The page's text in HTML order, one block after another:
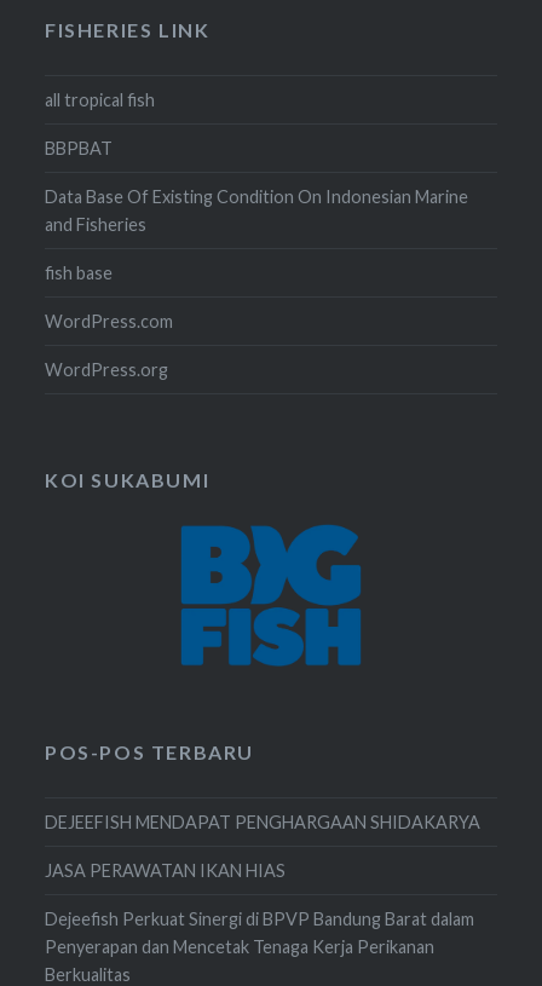
FISHERIES LINK
all tropical fish
BBPBAT
Data Base Of Existing Condition On Indonesian Marine
and Fisheries
fish base
WordPress.com
WordPress.org
KOI SUKABUMI
POS-POS TERBARU
DEJEEFISH MENDAPAT PENGHARGAAN SHIDAKARYA
JASA PERAWATAN IKAN HIAS
Dejeefish Perkuat Sinergi di BPVP Bandung Barat dalam
Penyerapan dan Mencetak Tenaga Kerja Perikanan
Berkualitas